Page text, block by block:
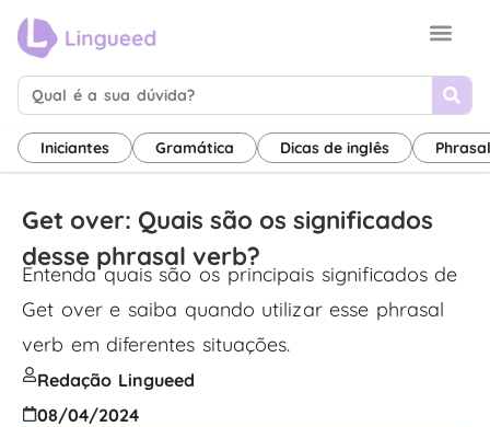
Iniciantes Gramática Dicas de inglês
Get over: Quais são os significados
desse phrasal verb?
Entenda quais são os principais significados de
Get over e saiba quando utilizar esse phrasal
verb em diferentes situações.
Redação Lingueed
08/04/2024